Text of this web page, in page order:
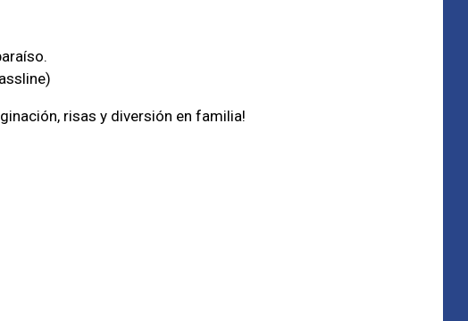
risas y diversión en familia!